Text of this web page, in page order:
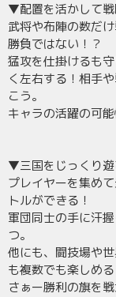
▼配置を活かして戦
武将や布陣の数だ
勝負ではない！？
猛攻を仕掛けるも
く左右する！相手
こう。
キャラの活躍の可
▼三国をじっくり遊
プレイヤーを集め
トルができる！
軍団同士の手に汗
つ。
他にも、闘技場や
も複数でも楽しめる
さぁー勝利の旗を